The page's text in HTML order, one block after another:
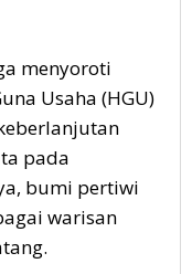
menyoroti
Usaha (HGU)
pada
bumi pertiwi
warisan